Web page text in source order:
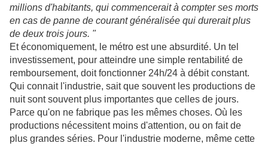
millions d'habitants, qui commencerait à compter ses morts
en cas de panne de courant généralisée qui durerait plus
de deux trois jours. "
Et économiquement, le métro est une absurdité. Un tel
investissement, pour atteindre une simple rentabilité de
remboursement, doit fonctionner 24h/24 à débit constant.
Qui connait l'industrie, sait que souvent les productions de
nuit sont souvent plus importantes que celles de jours.
Parce qu'on ne fabrique pas les mêmes choses. Où les
productions nécessitent moins d'attention, ou on fait de
plus grandes séries. Pour l'industrie moderne, même cette